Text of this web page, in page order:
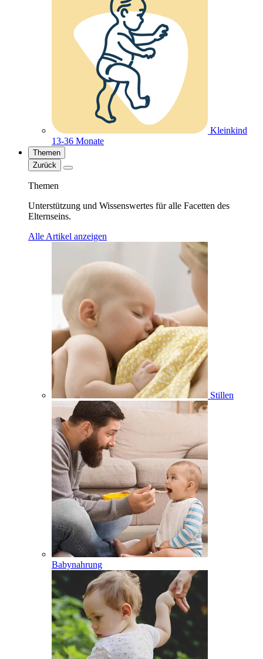
Kleinkind
13-36 Monate
Themen
Zurück
Themen
Unterstützung und Wissenswertes für alle Facetten des
Elternseins.
Alle Artikel anzeigen
Stillen
Babynahrung